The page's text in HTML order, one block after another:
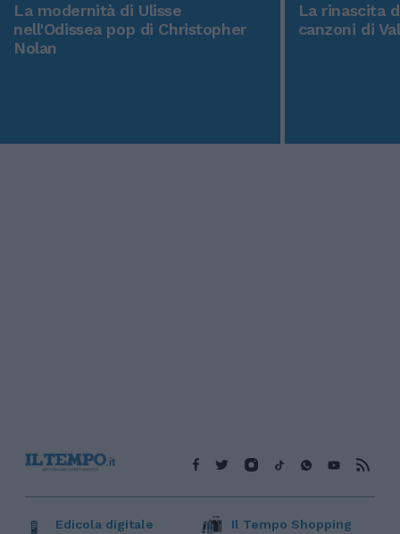
La modernità di Ulisse
nell'Odissea pop di Christopher
Nolan
La rinascita
canzoni di
Edicola digitale Il Tempo Shopping